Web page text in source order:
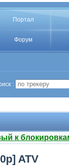
Портал
Форум
:
к
ATV